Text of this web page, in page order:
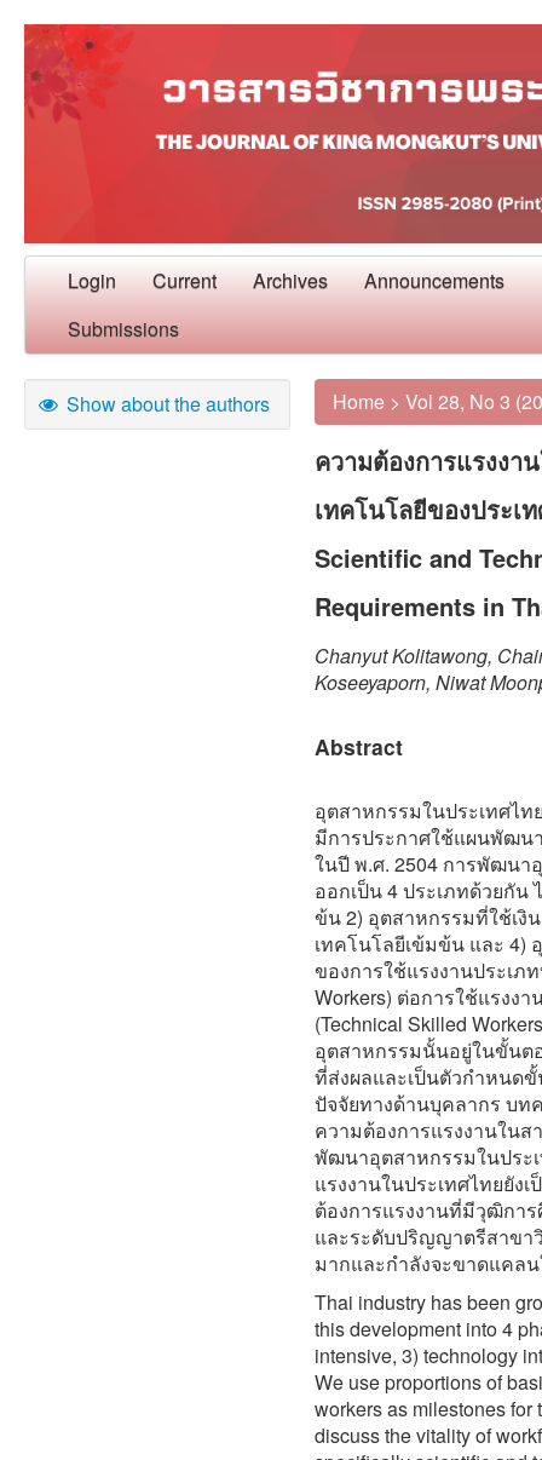
Login Current Archives Announcements
Submissions
Show about the authors Home > Vol 28, No 3
ความต้องการแรงงา
เทคโนโลยีของประเ
Scientific and
Requirements in
Chanyut Kolitawong,
Koseeyaporn, Niwat
Abstract
อุตสาหกรรมในประเทศไ
มีการประกาศใช้แผนพัฒน
ในปี พ.ศ. 2504 การพัฒนา
ออกเป็น 4 ประเภทด้วยกัน
ข้น 2) อุตสาหกรรมที่ใช้เงิ
เทคโนโลยีเข้มข้น และ
ของการใช้แรงงานประเภ
Workers) ต่อการใช้แรงง
(Technical Skilled
อุตสาหกรรมนั้นอยู่ในขั้นต
ที่ส่งผลและเป็นตัวกำหนด
ปัจจัยทางด้านบุคลากร บท
ความต้องการแรงงานใน
พัฒนาอุตสาหกรรมในประ
แรงงานในประเทศไทยยัง
ต้องการแรงงานที่มีวุฒิกา
และระดับปริญญาตรีสาขา
มากและกำลังจะขาดแคล
Thai industry has been
this development into 4
intensive, 3) technology
We use proportions of
workers as milestones for
discuss the vitality of